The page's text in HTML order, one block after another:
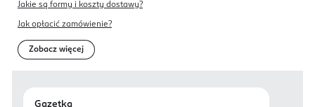
Jakie są formy i koszty dostawy?
Jak opłacić zamówienie?
Zobacz więcej
Gazetka